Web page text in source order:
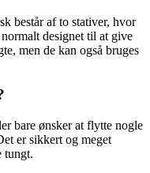
består af to stativer, hvor
designet til at give
men de kan også bruges
bare ønsker at flytte nogle
er sikkert og meget
tungt.